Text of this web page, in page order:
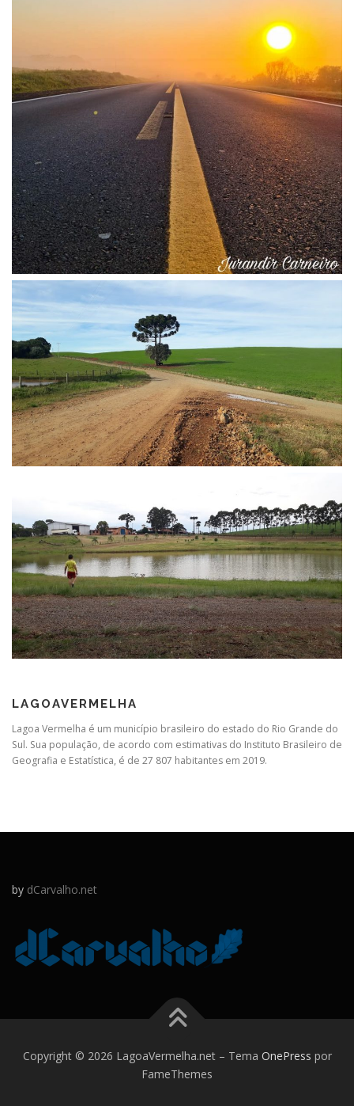
LAGOAVERMELHA
Lagoa Vermelha é um município brasileiro do estado do Rio Grande do
Sul. Sua população, de acordo com estimativas do Instituto Brasileiro de
Geografia e Estatística, é de 27 807 habitantes em 2019.
by dCarvalho.net
Copyright © 2026 LagoaVermelha.net – Tema OnePress por
FameThemes